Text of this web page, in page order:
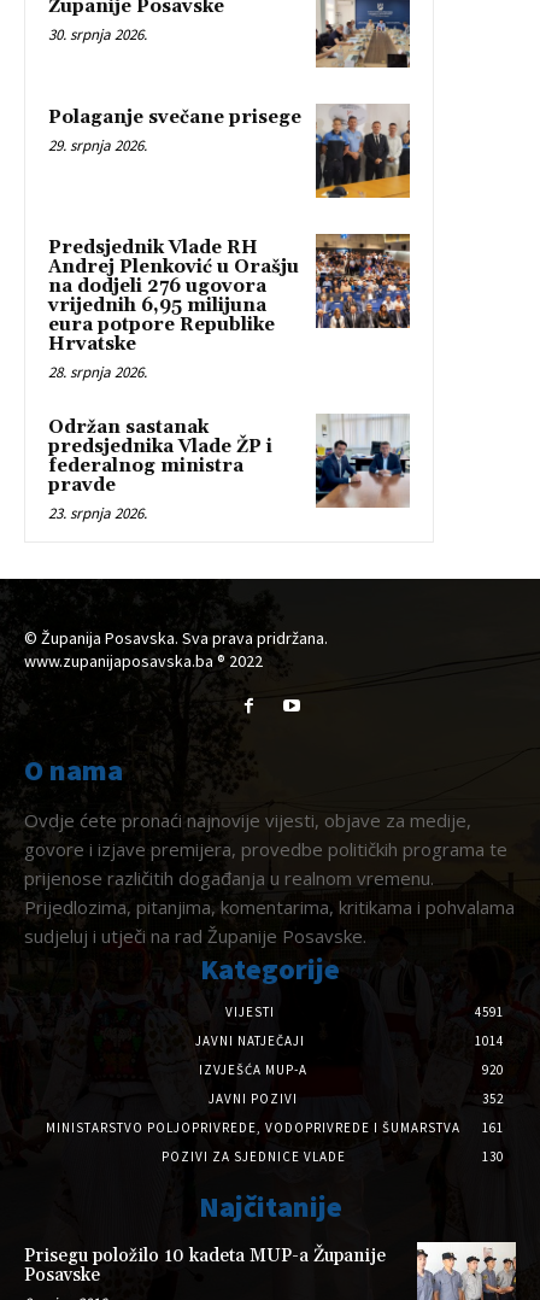
Županije Posavske
30. srpnja 2026.
Polaganje svečane prisege
29. srpnja 2026.
Predsjednik Vlade RH
Andrej Plenković u Orašju
na dodjeli 276 ugovora
vrijednih 6,95 milijuna
eura potpore Republike
Hrvatske
28. srpnja 2026.
Održan sastanak
predsjednika Vlade ŽP i
federalnog ministra
pravde
23. srpnja 2026.
© Županija Posavska. Sva prava pridržana.
www.zupanijaposavska.ba ® 2022
O nama
Ovdje ćete pronaći najnovije vijesti, objave za medije,
govore i izjave premijera, provedbe političkih programa te
prijenose različitih događanja u realnom vremenu.
Prijedlozima, pitanjima, komentarima, kritikama i pohvalama
sudjeluj i utječi na rad Županije Posavske.
Kategorije
VIJESTI
4591
JAVNI NATJEČAJI
1014
IZVJEŠĆA MUP-A
920
JAVNI POZIVI
352
MINISTARSTVO POLJOPRIVREDE, VODOPRIVREDE I ŠUMARSTVA
161
POZIVI ZA SJEDNICE VLADE
130
Najčitanije
Prisegu položilo 10 kadeta MUP-a Županije
Posavske